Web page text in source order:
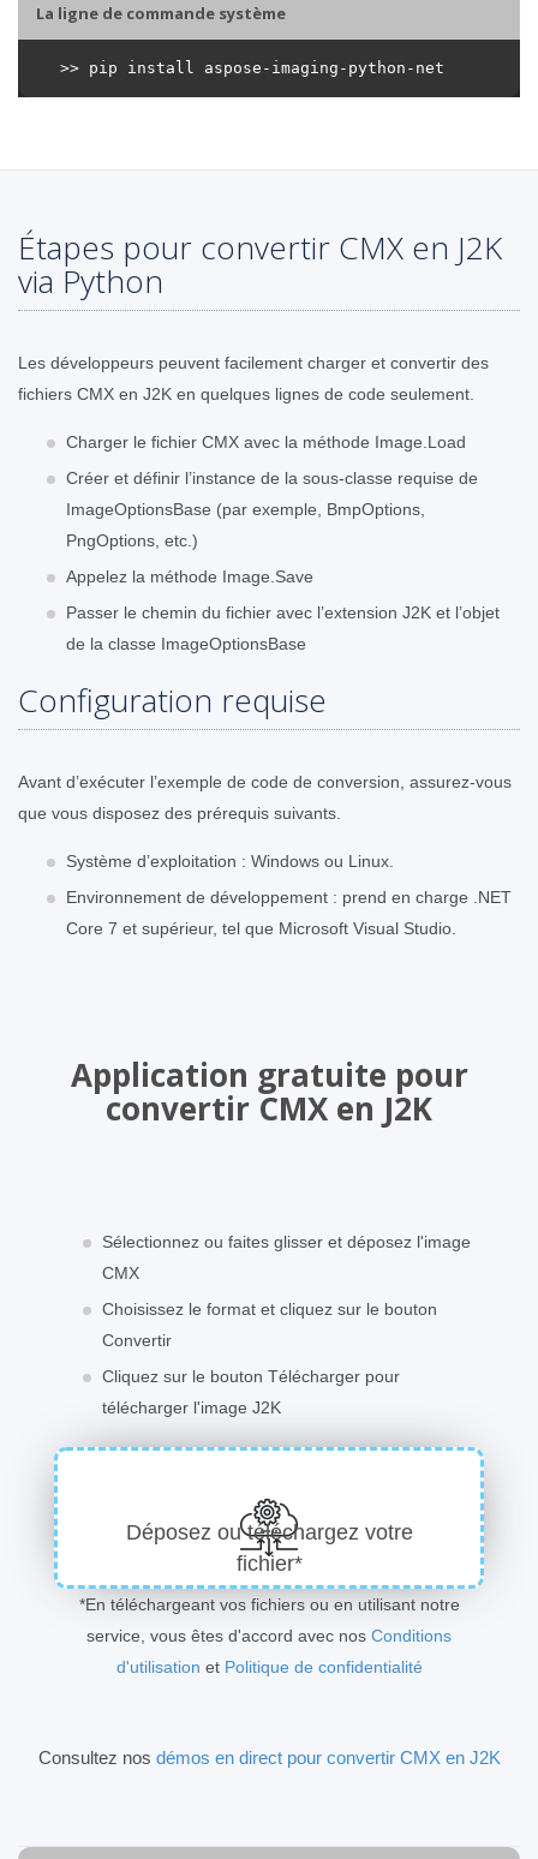
La ligne de commande système
Étapes pour convertir CMX en J2K
via Python
Les développeurs peuvent facilement charger et convertir des
fichiers CMX en J2K en quelques lignes de code seulement.
Charger le fichier CMX avec la méthode Image.Load
Créer et définir l’instance de la sous-classe requise de
ImageOptionsBase (par exemple, BmpOptions,
PngOptions, etc.)
Appelez la méthode Image.Save
Passer le chemin du fichier avec l’extension J2K et l’objet
de la classe ImageOptionsBase
Configuration requise
Avant d’exécuter l’exemple de code de conversion, assurez-vous
que vous disposez des prérequis suivants.
Système d’exploitation : Windows ou Linux.
Environnement de développement : prend en charge .NET
Core 7 et supérieur, tel que Microsoft Visual Studio.
Application gratuite pour
convertir CMX en J2K
Sélectionnez ou faites glisser et déposez l'image
CMX
Choisissez le format et cliquez sur le bouton
Convertir
Cliquez sur le bouton Télécharger pour
télécharger l'image J2K
Déposez ou téléchargez votre
fichier*
*En téléchargeant vos fichiers ou en utilisant notre
service, vous êtes d'accord avec nos Conditions
d'utilisation et Politique de confidentialité
Consultez nos démos en direct pour convertir CMX en J2K